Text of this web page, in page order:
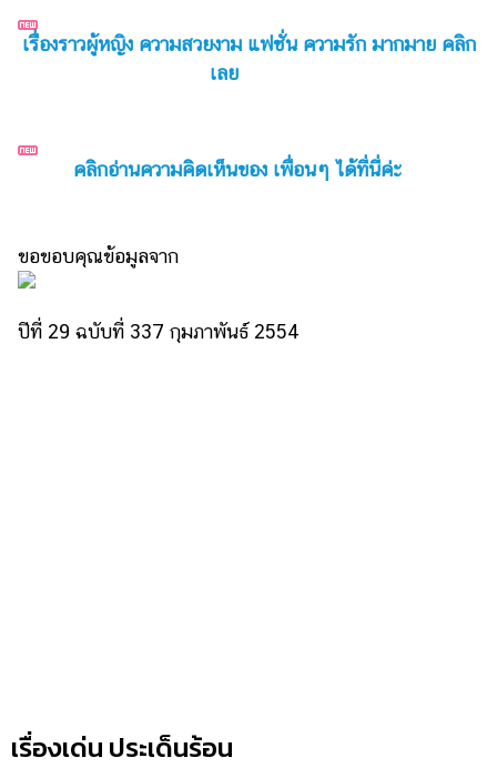
เรื่องราวผู้หญิง ความสวยงาม แฟชั่น ความรัก มากมาย คลิก
เลย
คลิกอ่านความคิดเห็นของ เพื่อนๆ ได้ที่นี่ค่ะ
ขอขอบคุณข้อมูลจาก
ปีที่ 29 ฉบับที่ 337 กุมภาพันธ์ 2554
เรื่องเด่น ประเด็นร้อน